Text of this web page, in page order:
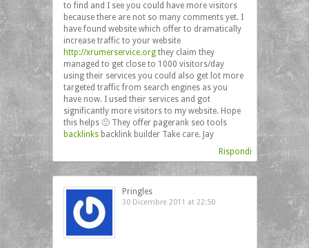
to find and I see you could have more visitors
because there are not so many comments yet. I
have found website which offer to dramatically
increase traffic to your website
http://xrumerservice.orgthey claim they
managed to get close to 1000 visitors/day
using their services you could also get lot more
targeted traffic from search engines as you
have now. I used their services and got
significantly more visitors to my website. Hope
this helps 🙂 They offer pagerank seo tools
backlinksbacklink builder Take care. Jay
Rispondi
Pringles
30 Dicembre 2011 at 22:50